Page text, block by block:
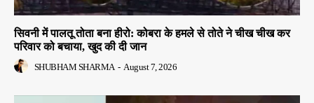
सिवनी में पालतू तोता बना हीरो: कोबरा के हमले से तोते ने चीख चीख कर
परिवार को बचाया, खुद की दी जान
SHUBHAM SHARMA - August 7, 2026